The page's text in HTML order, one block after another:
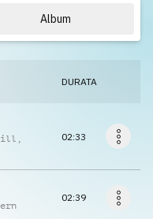
Album
DURATA
,
02:33
02:39